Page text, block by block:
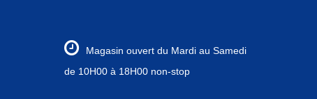
Magasin ouvert du Mardi au Samedi
de 10H00 à 18H00 non-stop